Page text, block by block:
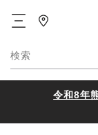
検索
令和8年
Lace
Low
Leather
about
product